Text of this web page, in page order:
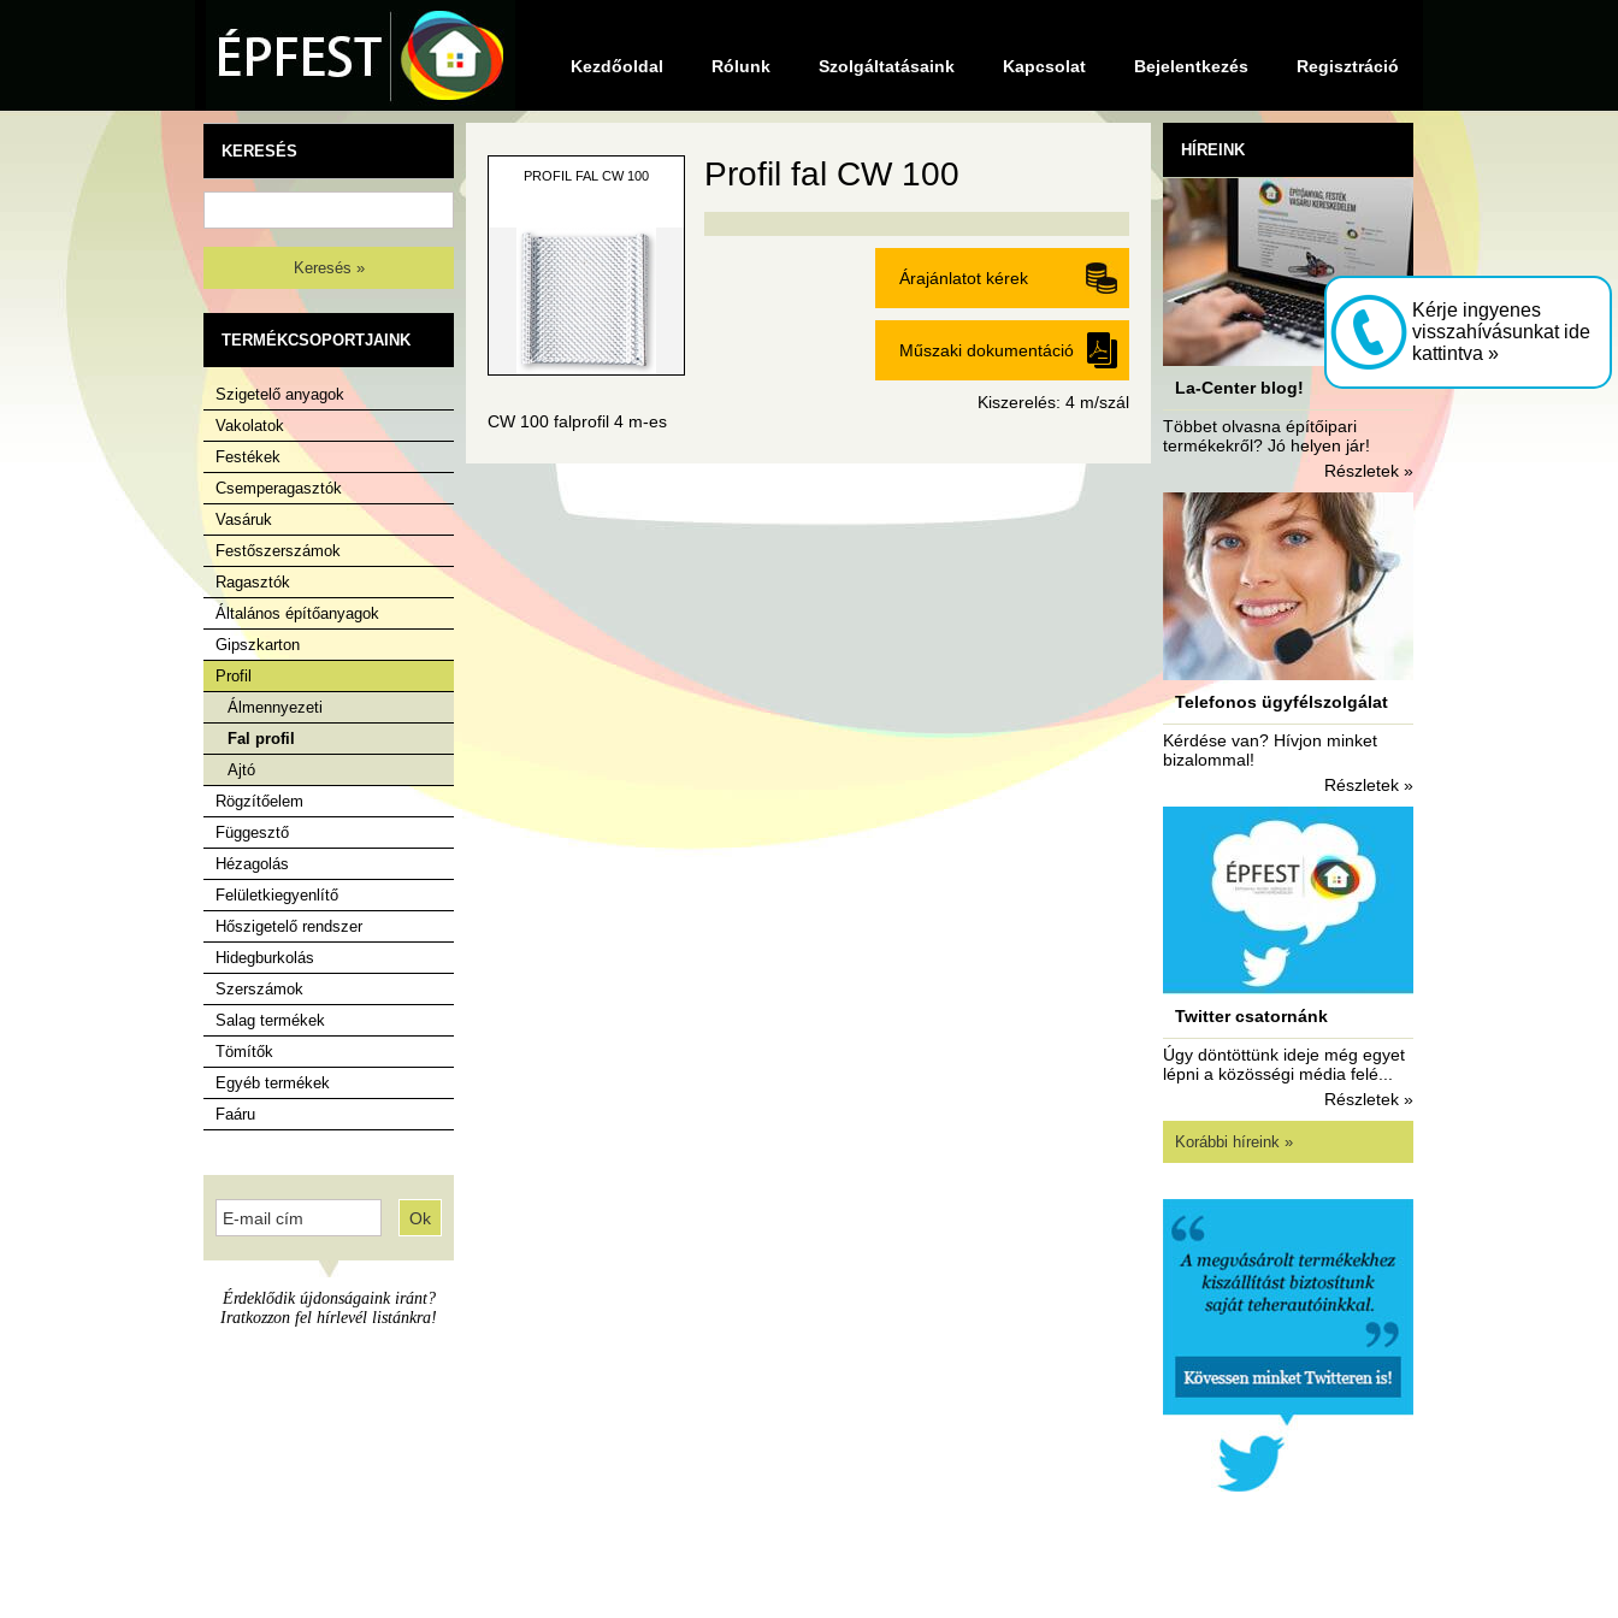
Kezdőoldal Rólunk Szolgáltatásaink Kapcsolat Bejelentkezés Regisztráció
KERESÉS
Keresés »
TERMÉKCSOPORTJAINK
Szigetelő anyagok
Vakolatok
Festékek
Csemperagasztók
Vasáruk
Festőszerszámok
Ragasztók
Általános építőanyagok
Gipszkarton
Profil
Álmennyezeti
Fal profil
Ajtó
Rögzítőelem
Függesztő
Hézagolás
Felületkiegyenlítő
Hőszigetelő rendszer
Hidegburkolás
Szerszámok
Salag termékek
Tömítők
Egyéb termékek
Faáru
Érdeklődik újdonságaink iránt?
Iratkozzon fel hírlevél listánkra!
PROFIL FAL CW 100 Profil fal CW 100
Árajánlatot kérek
Műszaki dokumentáció
Kiszerelés: 4 m/szál
CW 100 falprofil 4 m-es
HÍREINK
La-Center blog!
Többet olvasna építőipari
termékekről? Jó helyen jár!
Részletek »
Telefonos ügyfélszolgálat
Kérdése van? Hívjon minket
bizalommal!
Részletek »
Twitter csatornánk
Úgy döntöttünk ideje még egyet
lépni a közösségi média felé...
Részletek »
Korábbi híreink »
Kérje ingyenes
visszahívásunkat ide
kattintva »